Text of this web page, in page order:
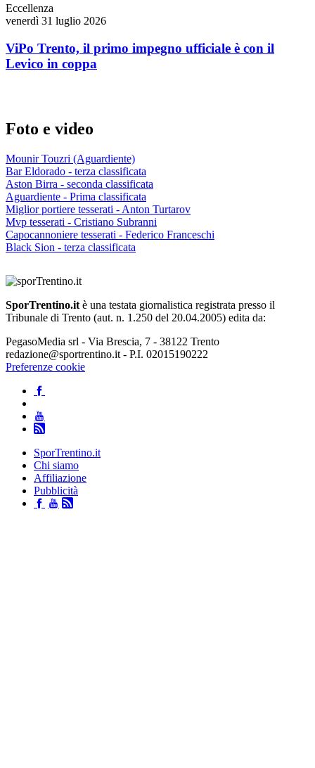
Eccellenza
venerdì 31 luglio 2026
ViPo Trento, il primo impegno ufficiale è con il
Levico in coppa
Foto e video
Mounir Touzri (Aguardiente)
Bar Eldorado - terza classificata
Aston Birra - seconda classificata
Aguardiente - Prima classificata
Miglior portiere tesserati - Anton Turtarov
Mvp tesserati - Cristiano Subranni
Capocannoniere tesserati - Federico Franceschi
Black Sion - terza classificata
SporTrentino.it è una testata giornalistica registrata presso il
Tribunale di Trento (aut. n. 1.250 del 20.04.2005) edita da:
PegasoMedia srl - Via Brescia, 7 - 38122 Trento
redazione@sportrentino.it - P.I. 02015190222
Preferenze cookie
SporTrentino.it
Chi siamo
Affiliazione
Pubblicità